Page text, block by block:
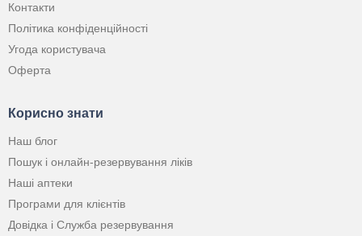
Контакти
Політика конфіденційності
Угода користувача
Оферта
Корисно знати
Наш блог
Пошук і онлайн-резервування ліків
Наші аптеки
Програми для клієнтів
Довідка і Служба резервування